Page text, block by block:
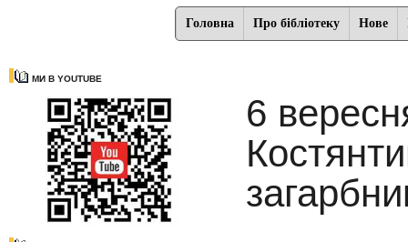
Головна Про бібліотеку Нове
МИ В YOUTUBE
6